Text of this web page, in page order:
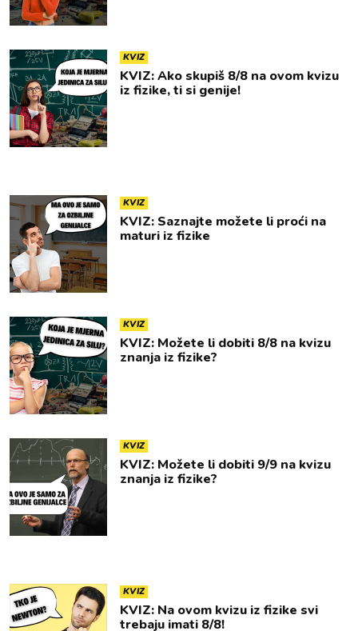
KVIZ
KVIZ: Ako skupiš 8/8 na ovom kvizu
iz fizike, ti si genije!
KVIZ
KVIZ: Saznajte možete li proći na
maturi iz fizike
KVIZ
KVIZ: Možete li dobiti 8/8 na kvizu
znanja iz fizike?
KVIZ
KVIZ: Možete li dobiti 9/9 na kvizu
znanja iz fizike?
KVIZ
KVIZ: Na ovom kvizu iz fizike svi
trebaju imati 8/8!